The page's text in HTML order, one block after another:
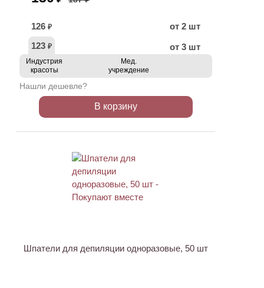
126 ₽
от 2 шт
123 ₽ от 3 шт
Индустрия
красоты
Мед.
учреждение
Нашли дешевле?
В корзину
Шпатели для депиляции одноразовые, 50 шт